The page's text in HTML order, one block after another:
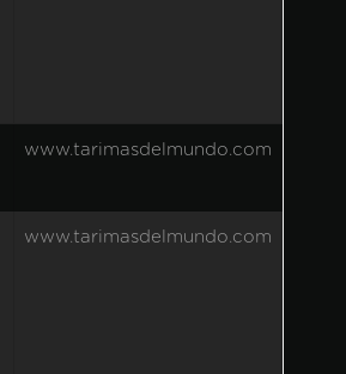
www.tarimasdelmundo.com
www.tarimasdelmundo.com